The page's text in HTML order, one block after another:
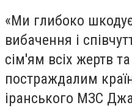
«Ми глибоко
вибачення і
сім'ям всіх жертв
постраждалим
іранського МЗС